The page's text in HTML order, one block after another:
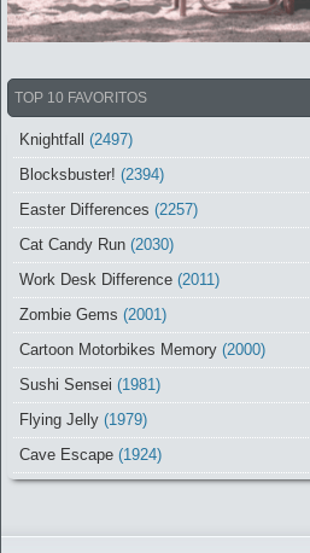
TOP 10 FAVORITOS
Knightfall
(2497)
Blocksbuster! (2394)
Easter Differences (2257)
Cat Candy Run (2030)
Work Desk Difference (2011)
Zombie Gems (2001)
Cartoon Motorbikes Memory (2000)
Sushi Sensei (1981)
Flying Jelly (1979)
Cave Escape (1924)